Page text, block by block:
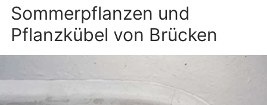
Sommerpflanzen und
Pflanzkübel von Brücken